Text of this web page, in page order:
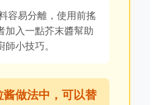
容易分離，使用前搖
加入一點芥末醬幫助
小技巧。
酱做法中，可以替